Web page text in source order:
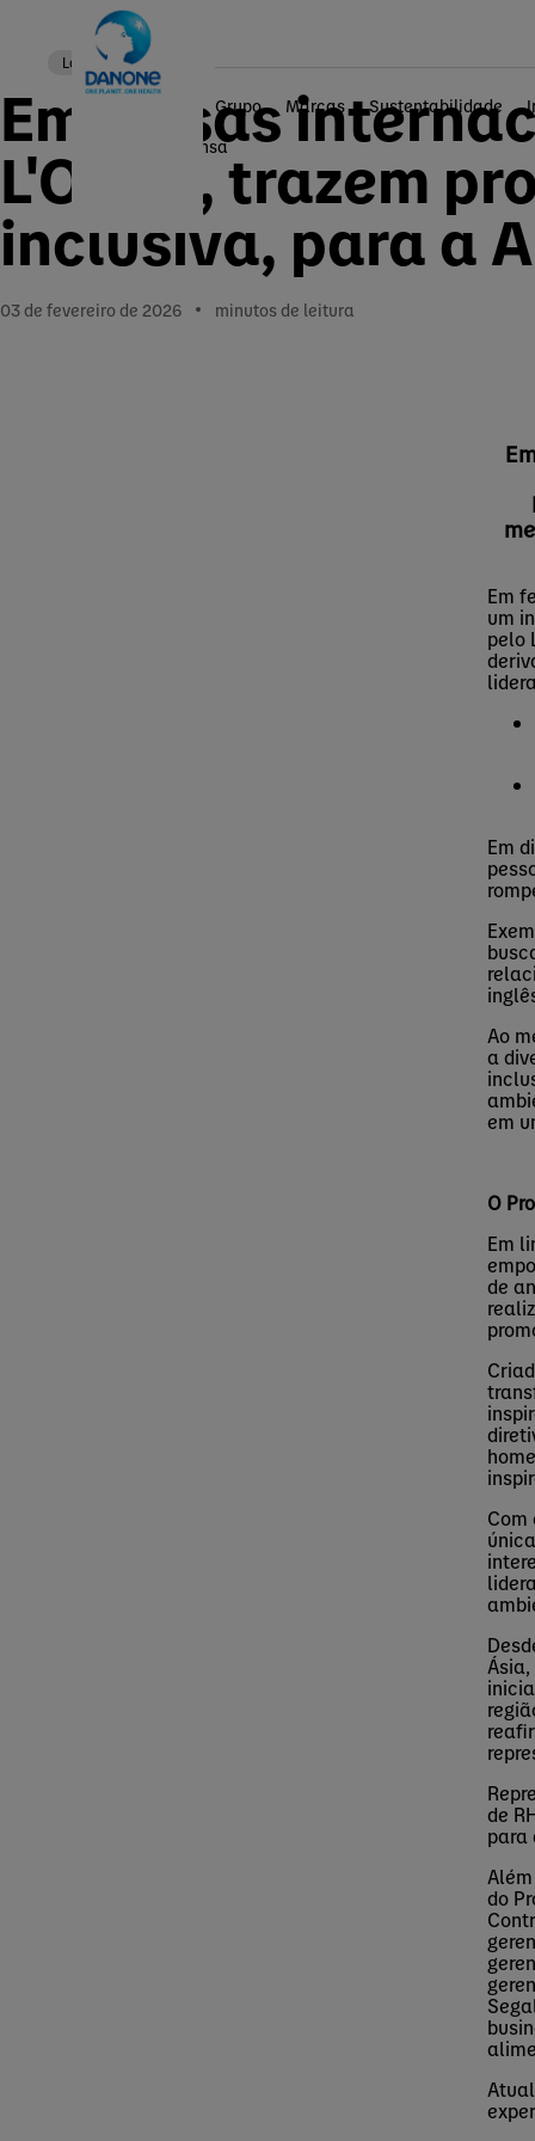
Grupo Marcas Sustentabilidade
Imprensa
03 de fevereiro de 2026 minutos de leitura
Empresas
L'Oréal, trazem
inclusiva, para a
Local news
Em
um
pelo
Em
Ao
a
em
O
Em
de
Com
de
para
do